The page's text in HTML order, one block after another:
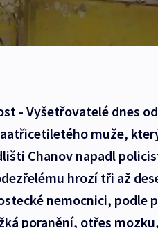
- Vyšetřovatelé dnes
muže,
Chanov napadl
hrozí tři až
nemocnici, podle
poranění, otřes